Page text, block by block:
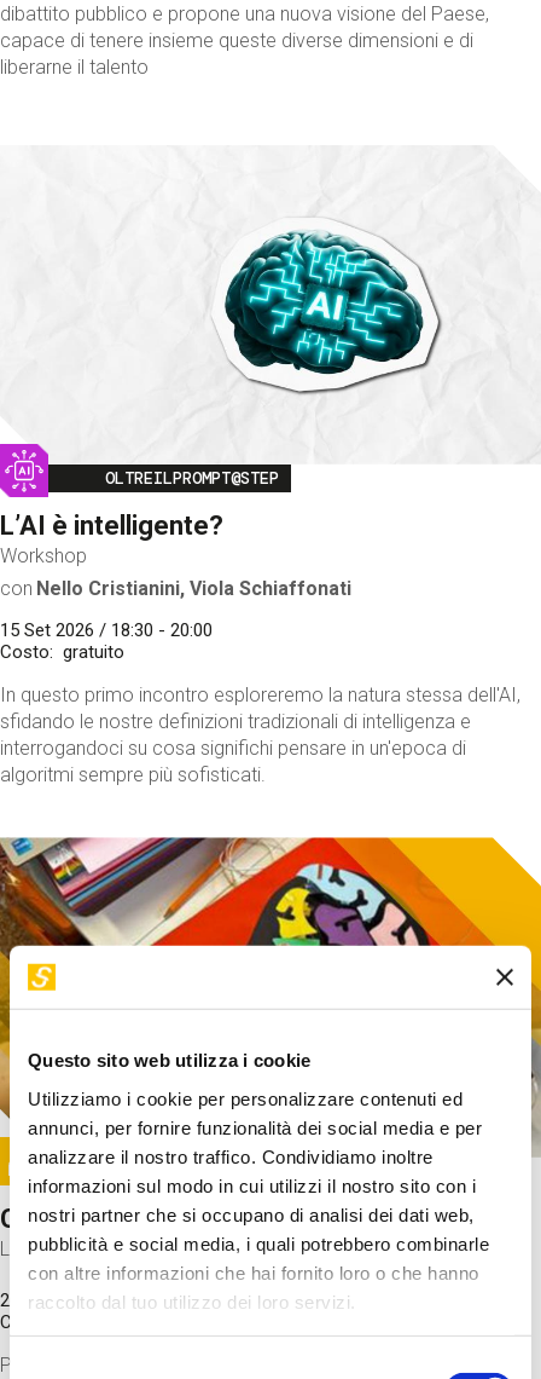
Questo sito web utilizza i cookie
Utilizziamo i cookie per personalizzare contenuti ed
annunci, per fornire funzionalità dei social media e per
analizzare il nostro traffico. Condividiamo inoltre
informazioni sul modo in cui utilizzi il nostro sito con i
nostri partner che si occupano di analisi dei dati web,
pubblicità e social media, i quali potrebbero combinarle
con altre informazioni che hai fornito loro o che hanno
raccolto dal tuo utilizzo dei loro servizi.
Selezione
dibattito pubblico e propone una nuova visione del Paese,
capace di tenere insieme queste diverse dimensioni e di
liberarne il talento
Image
OLTREILPROMPT@STEP
L’AI è intelligente?
Workshop
con Nello Cristianini, Viola Schiaffonati
15 Set 2026 / 18:30 - 20:00
Costo
gratuito
In questo primo incontro esploreremo la natura stessa dell'AI,
sfidando le nostre definizioni tradizionali di intelligenza e
interrogandoci su cosa significhi pensare in un'epoca di
algoritmi sempre più sofisticati.
Image
SUNDAY@STEP
Come funziona il cervello?
Laboratorio
20 Set 2026 / 11:15 - 13:00
Costo
Proveremo a costruire un cervello in cartoncino cercando di